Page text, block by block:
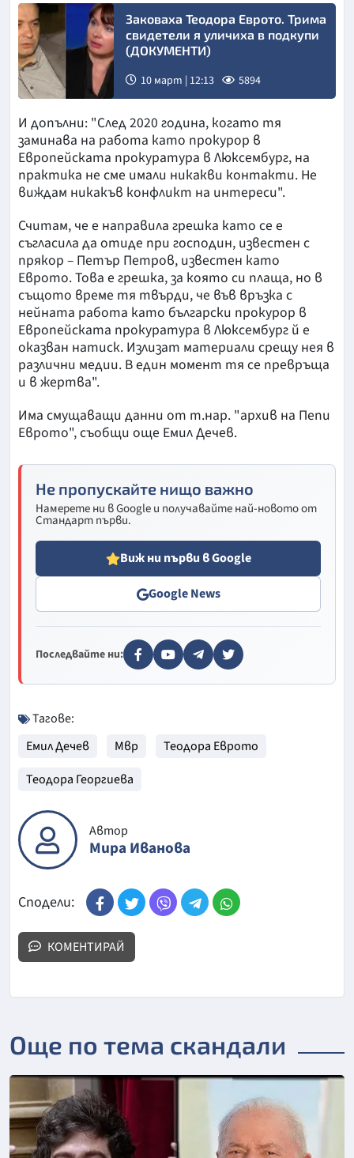
Заковаха Теодора Еврото. Трима
свидетели я уличиха в подкупи
(ДОКУМЕНТИ)
10 март | 12:13 5894
И допълни: "След 2020 година, когато тя
заминава на работа като прокурор в
Европейската прокуратура в Люксембург, на
практика не сме имали никакви контакти. Не
виждам никакъв конфликт на интереси".
Считам, че е направила грешка като се е
съгласила да отиде при господин, известен с
прякор – Петър Петров, известен като
Еврото. Това е грешка, за която си плаща, но в
същото време тя твърди, че във връзка с
нейната работа като български прокурор в
Европейската прокуратура в Люксембург й е
оказван натиск. Излизат материали срещу нея в
различни медии. В един момент тя се превръща
и в жертва".
Има смущаващи данни от т.нар. "архив на Пепи
Еврото", съобщи още Емил Дечев.
Не пропускайте нищо важно
Намерете ни в Google и получавайте най-новото от
Стандарт първи.
Виж ни първи в Google
Google News
Последвайте ни:
Тагове:
Емил Дечев
Мвр
Теодора Еврото
Теодора Георгиева
Автор
Мира Иванова
Сподели:
КОМЕНТИРАЙ
Още по тема скандали